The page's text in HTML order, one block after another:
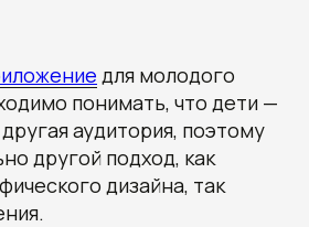
для молодого
понимать, что дети —
аудитория, поэтому
другой подход, как
дизайна, так